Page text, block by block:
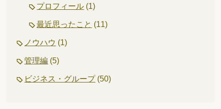
プロフィール (1)
最近思ったこと (11)
ノウハウ (1)
管理編 (5)
ビジネス・グループ(50)